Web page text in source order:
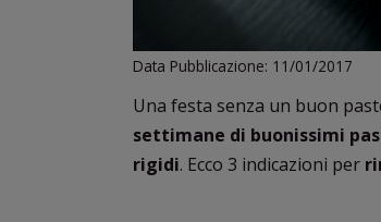
Data Pubblicazione: 11/01/2017
Una festa senza un buon
settimane di buonissimi
rigidi. Ecco 3 indicazioni per